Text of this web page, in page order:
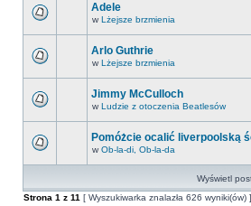
Adele
w Lżejsze brzmienia
Arlo Guthrie
w Lżejsze brzmienia
Jimmy McCulloch
w Ludzie z otoczenia Beatlesów
Pomóżcie ocalić liverpoolską
w Ob-la-di, Ob-la-da
Wyświetl
Strona 1 z 11 [ Wyszukiwarka znalazła 626 wyniki(ów) ]